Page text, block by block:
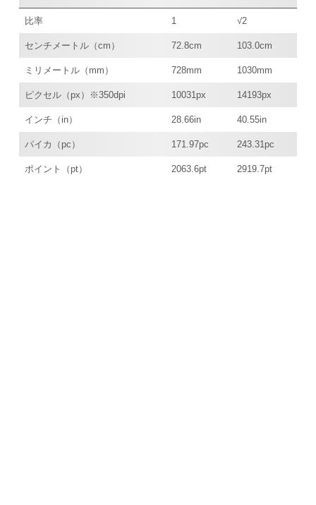
比率 1 √2
センチメートル（cm） 72.8cm 103.0cm
ミリメートル（mm） 728mm 1030mm
ピクセル（px）※350dpi 10031px 14193px
インチ（in） 28.66in 40.55in
パイカ（pc） 171.97pc 243.31pc
ポイント（pt） 2063.6pt 2919.7pt